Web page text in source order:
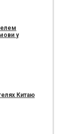
у
Китаю